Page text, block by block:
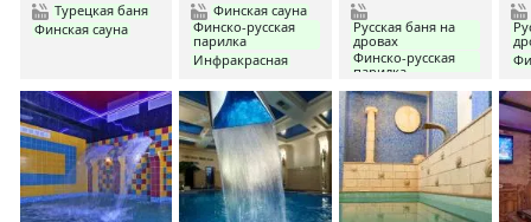
Турецкая баня
Финская сауна
Финская сауна
Финско-русская
парилка
Инфракрасная
Русская баня на
дровах
Финско-русская
парилка
Турецкая баня
Общественная
баня